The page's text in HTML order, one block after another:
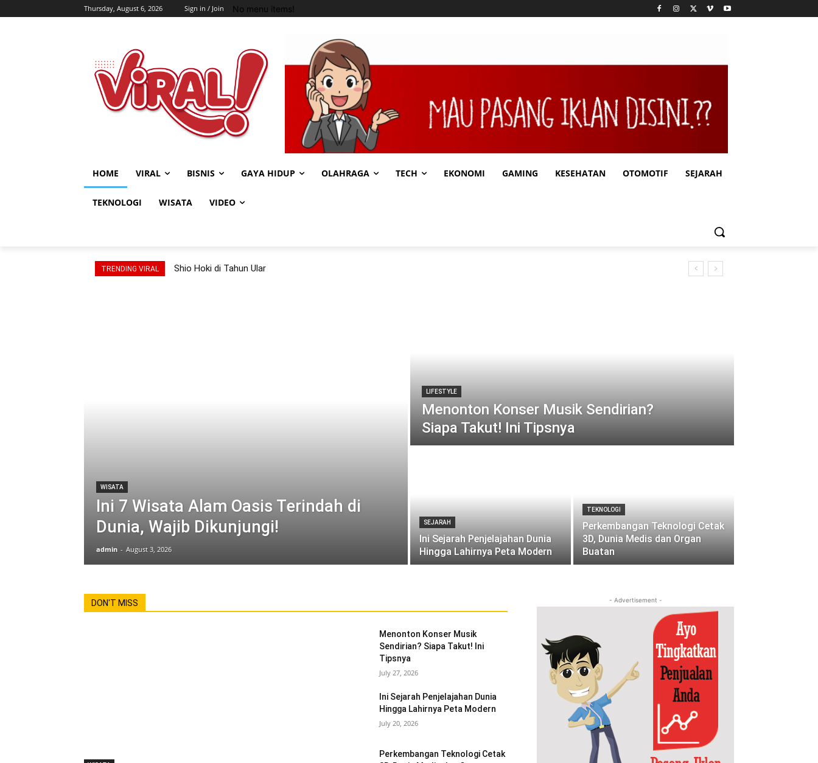
Thursday, August 6, 2026 Sign in / Join No menu items!
HOME VIRAL BISNIS GAYA HIDUP OLAHRAGA TECH EKONOMI GAMING KESEHATAN OTOMOTIF SEJARAH
TEKNOLOGI WISATA VIDEO
TRENDING VIRAL Shio Hoki di Tahun Ular
WISATA
Ini 7 Wisata Alam Oasis Terindah di
Dunia, Wajib Dikunjungi!
admin - August 3, 2026
LIFESTYLE
Menonton Konser Musik Sendirian?
Siapa Takut! Ini Tipsnya
SEJARAH
Ini Sejarah Penjelajahan Dunia
Hingga Lahirnya Peta Modern
TEKNOLOGI
Perkembangan Teknologi Cetak
3D, Dunia Medis dan Organ
Buatan
DON'T MISS
Menonton Konser Musik
Sendirian? Siapa Takut! Ini
Tipsnya
July 27, 2026
Ini Sejarah Penjelajahan Dunia
Hingga Lahirnya Peta Modern
July 20, 2026
Perkembangan Teknologi Cetak
- Advertisement -